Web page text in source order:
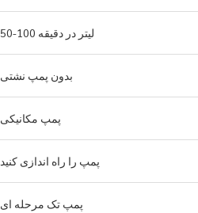
50-100 لیتر در دقیقه
بدون پمپ نشتی
پمپ مکانیکی
پمپ را راه اندازی کنید
پمپ تک مرحله ای